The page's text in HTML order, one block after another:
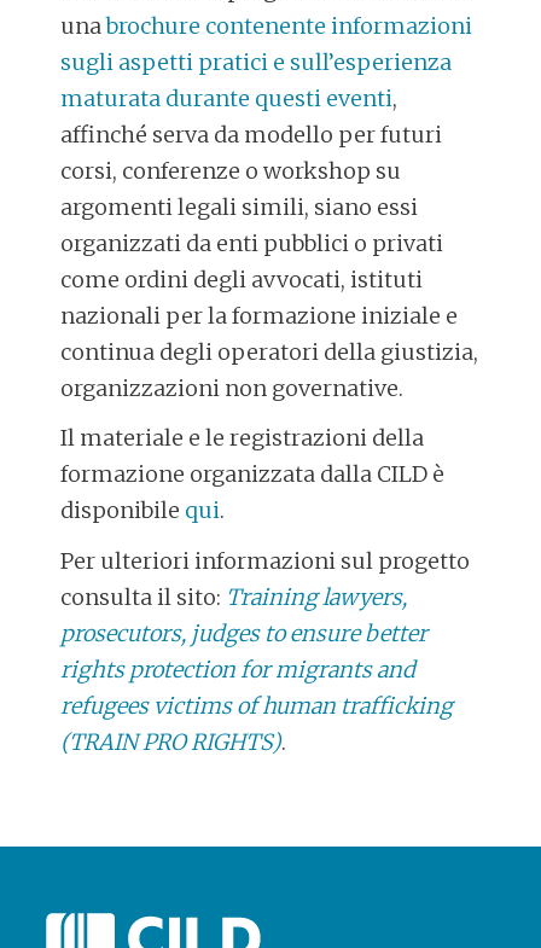
unabrochure contenente informazioni
sugli aspetti pratici e sull’esperienza
maturata durante questi eventi,
affinché serva da modello per futuri
corsi, conferenze o workshop su
argomenti legali simili, siano essi
organizzati da enti pubblici o privati
come ordini degli avvocati, istituti
nazionali per la formazione iniziale e
continua degli operatori della giustizia,
organizzazioni non governative.
Il materiale e le registrazioni della
formazione organizzata dalla CILD è
disponibile qui.
Per ulteriori informazioni sul progetto
consulta il sito: Training lawyers,
prosecutors, judges to ensure better
rights protection for migrants and
refugees victims of human trafficking
(TRAIN PRO RIGHTS).
POST